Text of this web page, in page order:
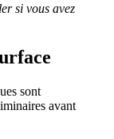
si vous avez
sont
avant